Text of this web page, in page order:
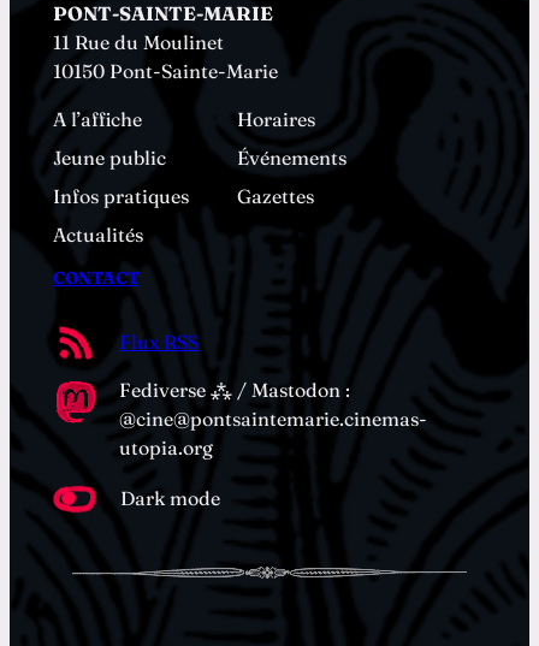
PONT-SAINTE-MARIE
11 Rue du Moulinet
10150 Pont-Sainte-Marie
A l’affiche
Horaires
Jeune public
Événements
Infos pratiques
Gazettes
Actualités
CONTACT
Flux RSS
Fediverse ⁂ / Mastodon :
@cine@pontsaintemarie.cinemas-
utopia.org
Dark mode